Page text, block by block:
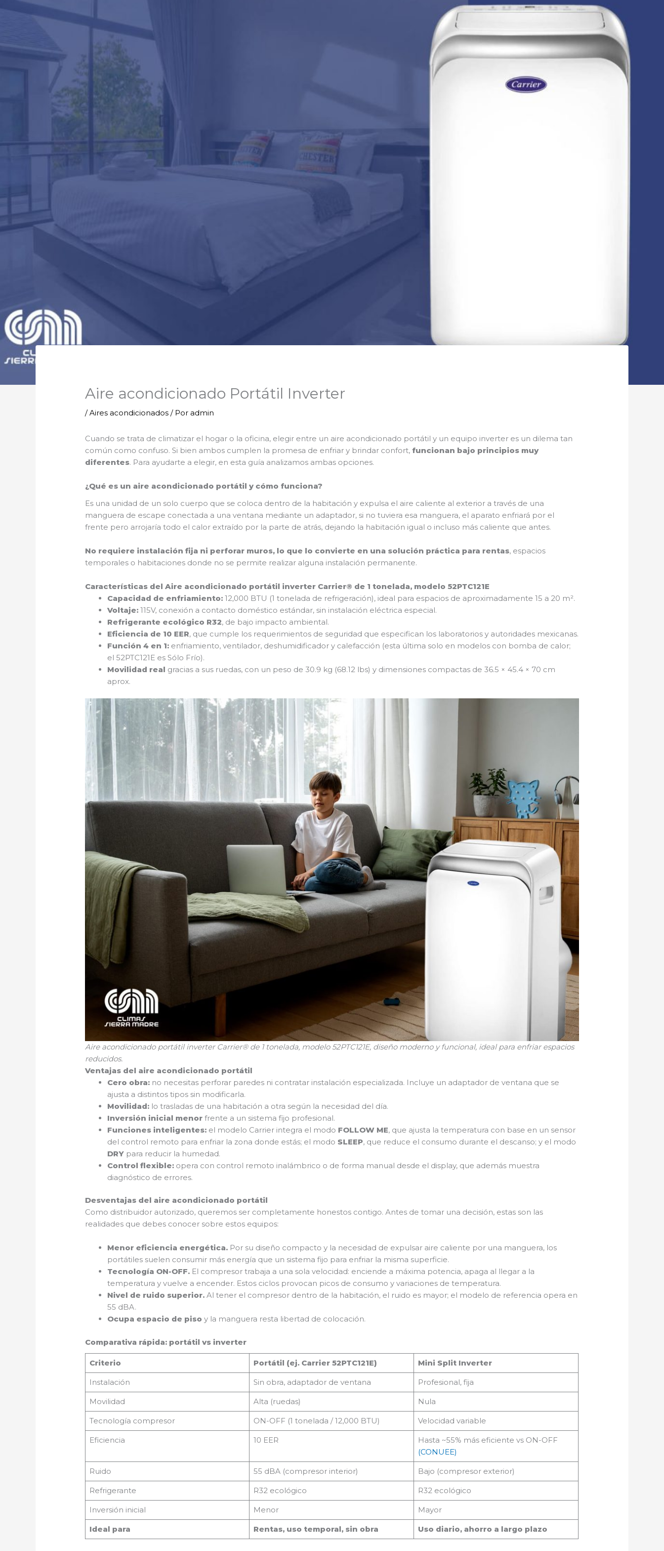
Aire acondicionado Portátil Inverter
/Aires acondicionados / Poradmin
Cuando se trata de climatizar el hogar o la oficina, elegir entre un aire acondicionado portátil y un equipo inverter es un dilema tan
común como confuso. Si bien ambos cumplen la promesa de enfriar y brindar confort,funcionan bajo principios muy
diferentes. Para ayudarte a elegir, en esta guía analizamos ambas opciones.
¿Qué es un aire acondicionado portátil y cómo funciona?
Es una unidad de un solo cuerpo que se coloca dentro de la habitación y expulsa el aire caliente al exterior a través de una
manguera de escape conectada a una ventana mediante un adaptador, si no tuviera esa manguera, el aparato enfriará por el
frente pero arrojaría todo el calor extraído por la parte de atrás, dejando la habitación igual o incluso más caliente que antes.
No requiere instalación fija ni perforar muros, lo que lo convierte en una solución práctica para rentas, espacios
temporales o habitaciones donde no se permite realizar alguna instalación permanente.
Características del Aire acondicionado portátil inverter Carrier® de 1 tonelada, modelo 52PTC121E
Capacidad de enfriamiento: 12,000 BTU (1 tonelada de refrigeración), ideal para espacios de aproximadamente 15 a 20 m².
Voltaje: 115V, conexión a contacto doméstico estándar, sin instalación eléctrica especial.
Refrigerante ecológico R32, de bajo impacto ambiental.
Eficiencia de 10 EER, que cumple los requerimientos de seguridad que especifican los laboratorios y autoridades mexicanas.
Función 4 en 1: enfriamiento, ventilador, deshumidificador y calefacción (esta última solo en modelos con bomba de calor;
el 52PTC121E es Sólo Frío).
Movilidad real gracias a sus ruedas, con un peso de 30.9 kg (68.12 lbs) y dimensiones compactas de 36.5 × 45.4 × 70 cm
aprox.
Aire acondicionado portátil inverter Carrier® de 1 tonelada, modelo 52PTC121E, diseño moderno y funcional, ideal para enfriar espacios
reducidos.
Ventajas del aire acondicionado portátil
Cero obra: no necesitas perforar paredes ni contratar instalación especializada. Incluye un adaptador de ventana que se
ajusta a distintos tipos sin modificarla.
Movilidad: lo trasladas de una habitación a otra según la necesidad del día.
Inversión inicial menor frente a un sistema fijo profesional.
Funciones inteligentes: el modelo Carrier integra el modo FOLLOW ME, que ajusta la temperatura con base en un sensor
del control remoto para enfriar la zona donde estás; el modo SLEEP, que reduce el consumo durante el descanso; y el modo
DRY para reducir la humedad.
Control flexible: opera con control remoto inalámbrico o de forma manual desde el display, que además muestra
diagnóstico de errores.
Desventajas del aire acondicionado portátil
Como distribuidor autorizado, queremos ser completamente honestos contigo. Antes de tomar una decisión, estas son las
realidades que debes conocer sobre estos equipos:
Menor eficiencia energética. Por su diseño compacto y la necesidad de expulsar aire caliente por una manguera, los
portátiles suelen consumir más energía que un sistema fijo para enfriar la misma superficie.
Tecnología ON-OFF. El compresor trabaja a una sola velocidad: enciende a máxima potencia, apaga al llegar a la
temperatura y vuelve a encender. Estos ciclos provocan picos de consumo y variaciones de temperatura.
Nivel de ruido superior. Al tener el compresor dentro de la habitación, el ruido es mayor; el modelo de referencia opera en
55 dBA.
Ocupa espacio de piso y la manguera resta libertad de colocación.
Comparativa rápida: portátil vs inverter
Criterio Portátil (ej. Carrier 52PTC121E) Mini Split Inverter
Instalación Sin obra, adaptador de ventana Profesional, fija
Movilidad Alta (ruedas) Nula
Tecnología compresor ON-OFF (1 tonelada / 12,000 BTU) Velocidad variable
Eficiencia 10 EER
Hasta ~55% más eficiente vs ON-OFF
(CONUEE)
Ruido 55 dBA (compresor interior) Bajo (compresor exterior)
Refrigerante R32 ecológico R32 ecológico
Inversión inicial Menor Mayor
Ideal para Rentas, uso temporal, sin obra Uso diario, ahorro a largo plazo